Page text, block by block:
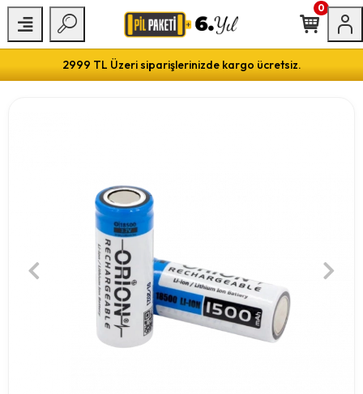
2999 TL Üzeri siparişlerinizde kargo ücretsiz.
0